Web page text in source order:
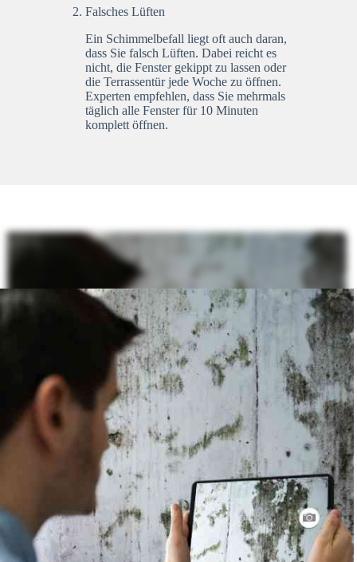
Falsches Lüften
Ein Schimmelbefall liegt oft auch daran,
dass Sie falsch Lüften. Dabei reicht es
nicht, die Fenster gekippt zu lassen oder
die Terrassentür jede Woche zu öffnen.
Experten empfehlen, dass Sie mehrmals
täglich alle Fenster für 10 Minuten
komplett öffnen.